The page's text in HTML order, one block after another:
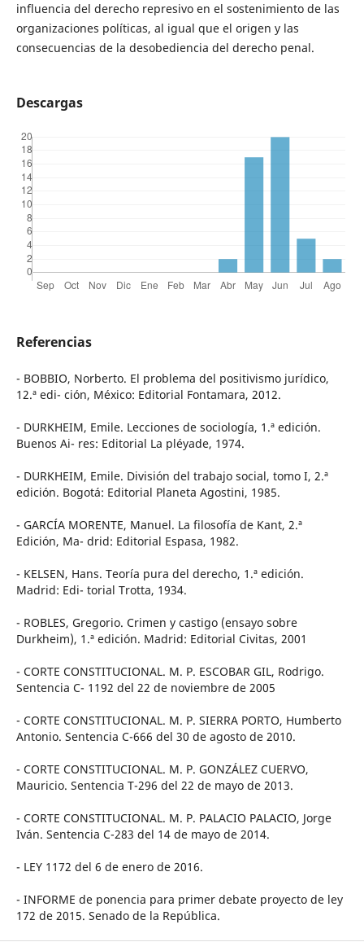
influencia del derecho represivo en el sostenimiento de las
organizaciones políticas, al igual que el origen y las
consecuencias de la desobediencia del derecho penal.
Descargas
Referencias
- BOBBIO, Norberto. El problema del positivismo jurídico,
12.ª edi- ción, México: Editorial Fontamara, 2012.
- DURKHEIM, Emile. Lecciones de sociología, 1.ª edición.
Buenos Ai- res: Editorial La pléyade, 1974.
- DURKHEIM, Emile. División del trabajo social, tomo I, 2.ª
edición. Bogotá: Editorial Planeta Agostini, 1985.
- GARCÍA MORENTE, Manuel. La filosofía de Kant, 2.ª
Edición, Ma- drid: Editorial Espasa, 1982.
- KELSEN, Hans. Teoría pura del derecho, 1.ª edición.
Madrid: Edi- torial Trotta, 1934.
- ROBLES, Gregorio. Crimen y castigo (ensayo sobre
Durkheim), 1.ª edición. Madrid: Editorial Civitas, 2001
- CORTE CONSTITUCIONAL. M. P. ESCOBAR GIL, Rodrigo.
Sentencia C- 1192 del 22 de noviembre de 2005
- CORTE CONSTITUCIONAL. M. P. SIERRA PORTO, Humberto
Antonio. Sentencia C-666 del 30 de agosto de 2010.
- CORTE CONSTITUCIONAL. M. P. GONZÁLEZ CUERVO,
Mauricio. Sentencia T-296 del 22 de mayo de 2013.
- CORTE CONSTITUCIONAL. M. P. PALACIO PALACIO, Jorge
Iván. Sentencia C-283 del 14 de mayo de 2014.
- LEY 1172 del 6 de enero de 2016.
- INFORME de ponencia para primer debate proyecto de ley
172 de 2015. Senado de la República.